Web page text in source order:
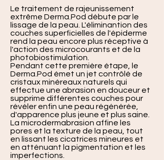
Le traitement de rajeunissement
extrême Derma.Pod débute par le
lissage de la peau. L'éliminantion des
couches superficielles de l'épiderme
rend la peau encore plus réceptive à
l'action des microcourants et de la
photobiostimulation.
Pendant cette première étape, le
Derma.Pod émet un jet contrôlé de
cristaux minéreaux naturels qui
effectue une abrasion en douceur et
supprime différentes couches pour
révéler enfin une peau régénérée,
d'apparence plus jeune et plus saine.
La microdermabrasion affine les
pores et la texture de la peau, tout
en lissant les cicatrices mineures et
en atténuant la pigmentation et les
imperfections.